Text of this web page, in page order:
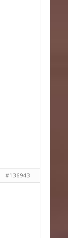
#136943